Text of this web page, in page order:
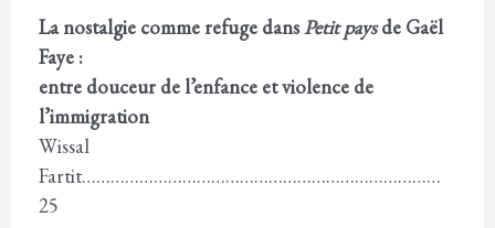
La nostalgie comme refuge dansPetit paysde Gaël
Faye :
entre douceur de l’enfance et violence de
l’immigration
Wissal
Fartit…………………………………………………………………
25